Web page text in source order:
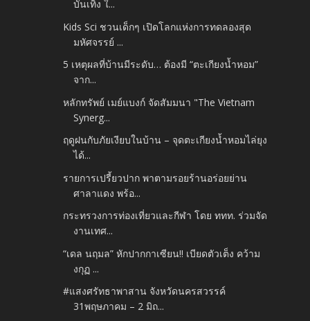
บันเทิง ใ...
Kids Sci ชวนเด็กๆ เปิดโลกแห่งการทดลองสุด
มหัศจรรย์ ...
5 เหตุผลที่บ้านมีระดับ… ต้องมี “ตะเกียงน้ำหอม”
จาก...
หลักทรัพย์ เมย์แบงก์ จัดสัมมนา "The Vietnam
Synerg...
ฤดูฝนกับภัยเงียบในบ้าน – จุดตะเกียงน้ำหอมไล่ยุง
ได้...
รายการเปรี้ยวปาก พาตามรอยร้านอร่อยย่าน
ศาลาแดง พร้อ...
กระทรวงการท่องเที่ยวและกีฬา โดย ททท. ร่วมจัด
งานเทศ...
“เดล นฤมล” หักปากกาเซียน!! เบียดตัวเต็ง คว้าม
งกุฏ ...
#แสงศรัทธาพาสาน จังหวัดนครสวรรค์
31พฤษภาคม – 2 มิถ...